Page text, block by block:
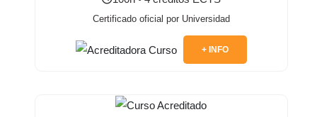
Certificado oficial por Universidad
+ INFO